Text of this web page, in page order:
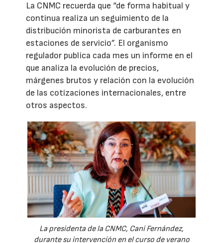
La CNMC recuerda que “de forma habitual y
continua realiza un seguimiento de la
distribución minorista de carburantes en
estaciones de servicio”. El organismo
regulador publica cada mes un informe en el
que analiza la evolución de precios,
márgenes brutos y relación con la evolución
de las cotizaciones internacionales, entre
otros aspectos.
La presidenta de la CNMC, Cani Fernández,
durante su intervención en el curso de verano